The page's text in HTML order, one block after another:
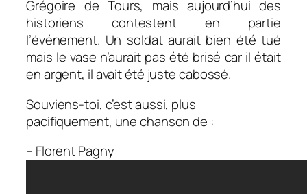
Grégoire de Tours, mais aujourd’hui des
historiens contestent en partie
l’événement. Un soldat aurait bien été tué
mais le vase n’aurait pas été brisé car il était
en argent, il avait été juste cabossé.
Souviens-toi, c’est aussi, plus
pacifiquement, une chanson de :
– Florent Pagny